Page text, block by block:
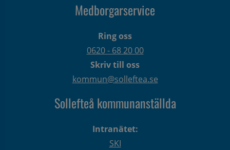
Medborgarservice
Ring oss
0620 - 68 20 00
Skriv till oss
kommun@solleftea.se
Sollefteå kommunanställda
Intranätet:
SKI